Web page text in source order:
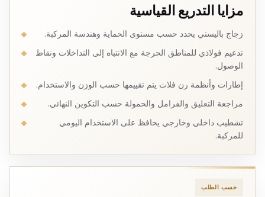
مزايا التدريع القياسية
زجاج باليستي يحدد حسب مستوى الحماية وهندسة المركبة.
تدعيم فولاذي للمناطق الحرجة مع الانتباه إلى التداخلات ونقاط
الوصول.
إطارات وأنظمة رن فلات يتم تقييمها حسب الوزن والاستخدام.
مراجعة التعليق والفرامل والحمولة حسب التكوين النهائي.
تشطيب داخلي وخارجي يحافظ على الاستخدام اليومي
للمركبة.
حسب الطلب